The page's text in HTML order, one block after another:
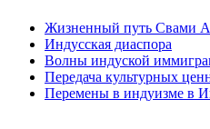
Жизненный путь Свами
Индусская диаспора
Волны индуской
Передача культурных
Перемены в индуизме в